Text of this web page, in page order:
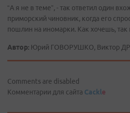
“А я не в теме”, - так ответил один
приморский чиновник, когда его
пошлин на иномарки. Как хочешь, так
Автор: Юрий ГОВОРУШКО, Виктор
Comments are disabled
Комментарии для сайта Cackle